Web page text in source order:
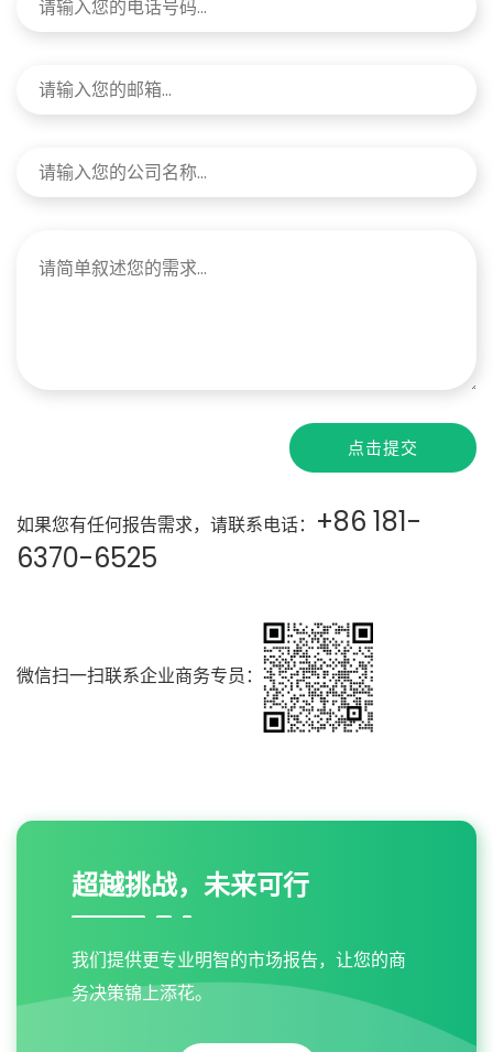
点击提交
如果您有任何报告需求，请联系电话： +86 181-
6370-6525
微信扫一扫联系企业商务专员：
超越挑战，未来可行
我们提供更专业明智的市场报告，让您的商
务决策锦上添花。